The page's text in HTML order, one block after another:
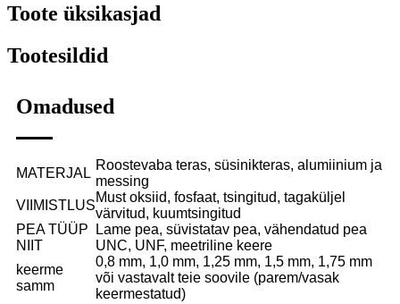
Toote üksikasjad
Tootesildid
Omadused
MATERJAL
Roostevaba teras, süsinikteras, alumiinium ja
messing
VIIMISTLUS
Must oksiid, fosfaat, tsingitud, tagaküljel
värvitud, kuumtsingitud
PEA TÜÜP
Lame pea, süvistatav pea, vähendatud pea
NIIT
UNC, UNF, meetriline keere
keerme
samm
0,8 mm, 1,0 mm, 1,25 mm, 1,5 mm, 1,75 mm
või vastavalt teie soovile (parem/vasak
keermestatud)